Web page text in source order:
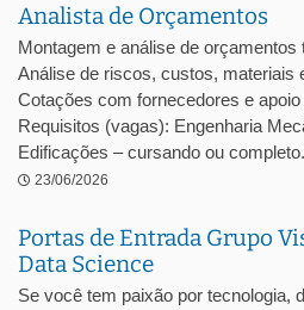
Analista de Orçamentos
Montagem e análise de
Análise de riscos, custos, materiais
Cotações com fornecedores e
Requisitos (vagas): Engenharia
Edificações – cursando ou
23/06/2026
Portas de Entrada Grupo
Data Science
Se você tem paixão por tecnologia,